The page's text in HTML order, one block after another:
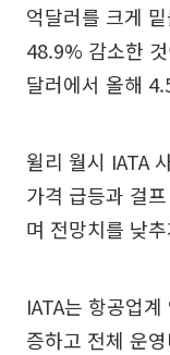
억달러를 크게
48.9% 감소한
달러에서 올해
윌리 월시 IATA
가격 급등과 걸
며 전망치를 낮
IATA는 항공업
증하고 전체 운